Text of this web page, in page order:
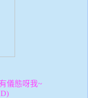
儀態呀我~